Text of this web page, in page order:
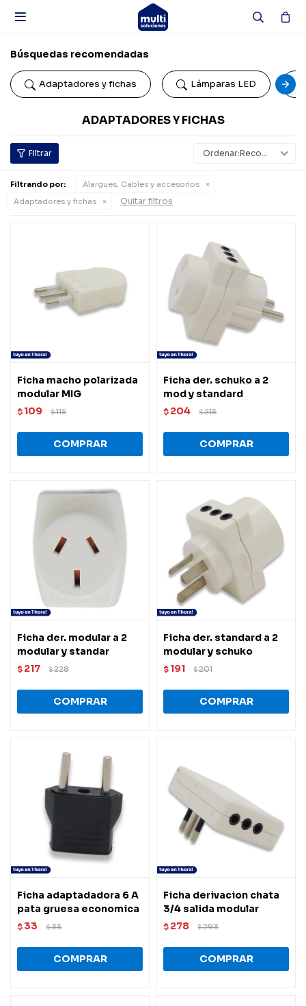

Búsquedas recomendadas
Adaptadores y fichas Lámparas LED
ADAPTADORES Y FICHAS
Recomendados
Filtrando por:
Alargues, Cables y accesorios
Adaptadores y fichas
Quitar filtros
Ficha macho polarizada
modular MIG
$ 109 $115
Ficha der. schuko a 2
mod y standard
$ 204 $215
Ficha der. modular a 2
modular y standar
$ 217 $228
Ficha der. standard a 2
modular y schuko
$ 191 $201
Ficha adaptadadora 6 A
pata gruesa economica
$ 33 $35
Ficha derivacion chata
3/4 salida modular
$ 278 $293